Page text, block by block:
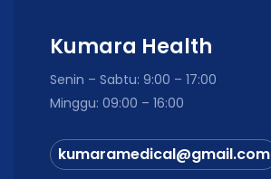
Kumara Health
Senin – Sabtu: 9:00 – 17:00
Minggu: 09:00 – 16:00
kumaramedical@gmail.com